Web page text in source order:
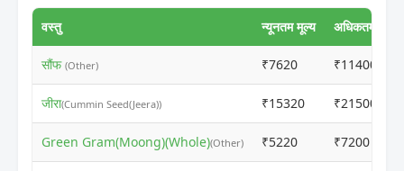
वस्तु न्यूनतम मूल्य अधिकतम मूल्य
सौंफ (Other) ₹7620 ₹11400
जीरा(Cummin Seed(Jeera)) ₹15320 ₹21500
Green Gram(Moong)(Whole)(Other) ₹5220 ₹7200